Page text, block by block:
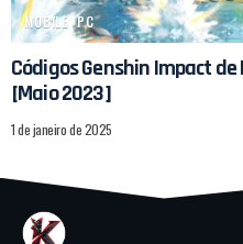
MOBILE PC
Códigos Genshin Impact
[Maio 2023]
1 de janeiro de 2025